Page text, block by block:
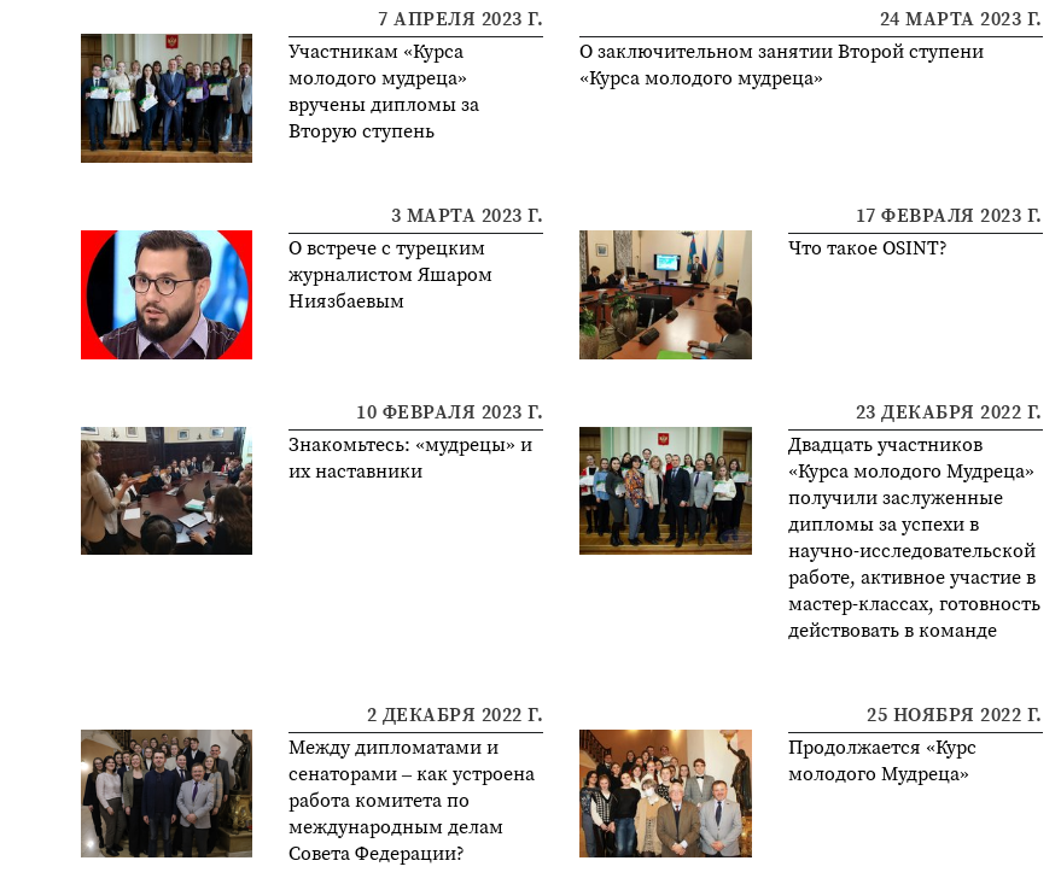
7 АПРЕЛЯ 2023 Г.
Участникам «Курса
молодого мудреца»
вручены дипломы за
Вторую ступень
24 МАРТА 2023 Г.
О заключительном занятии Второй ступени
«Курса молодого мудреца»
3 МАРТА 2023 Г.
О встрече с турецким
журналистом Яшаром
Ниязбаевым
17 ФЕВРАЛЯ 2023 Г.
Что такое OSINT?
10 ФЕВРАЛЯ 2023 Г.
Знакомьтесь: «мудрецы» и
их наставники
23 ДЕКАБРЯ 2022 Г.
Двадцать участников
«Курса молодого Мудреца»
получили заслуженные
дипломы за успехи в
научно-исследовательской
работе, активное участие в
мастер-классах, готовность
действовать в команде
2 ДЕКАБРЯ 2022 Г.
Между дипломатами и
сенаторами – как устроена
работа комитета по
международным делам
Совета Федерации?
25 НОЯБРЯ 2022 Г.
Продолжается «Курс
молодого Мудреца»